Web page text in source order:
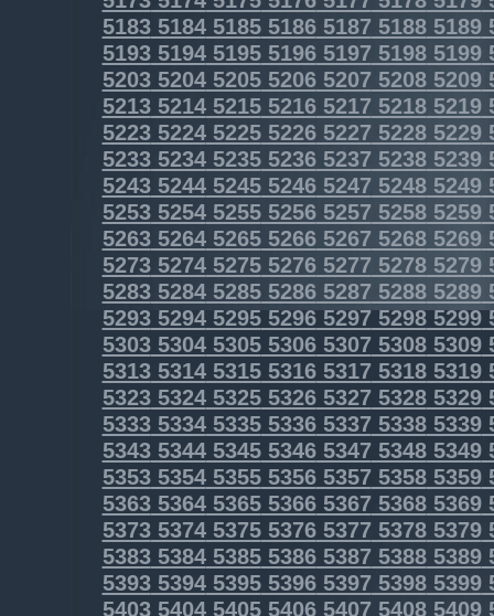
51835184518551865187 51885189
51935194519551965197 51985199
52035204520552065207 52085209
52135214521552165217 52185219
52235224522552265227 52285229
52335234523552365237 52385239
52435244524552465247 52485249
52535254525552565257 52585259
52635264526552665267 52685269
52735274527552765277 52785279
52835284528552865287 52885289
5293529452955296529752985299
5303530453055306530753085309
5313531453155316531753185319
5323532453255326532753285329
5333533453355336533753385339
5343534453455346534753485349
5353535453555356535753585359
5363536453655366536753685369
5373537453755376537753785379
5383538453855386538753885389
5393539453955396539753985399
5403540454055406540754085409